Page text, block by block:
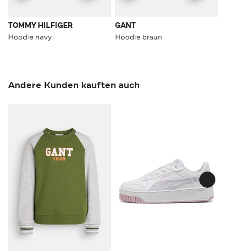
TOMMY HILFIGER
Hoodie navy
GANT
Hoodie braun
Andere Kunden kauften auch